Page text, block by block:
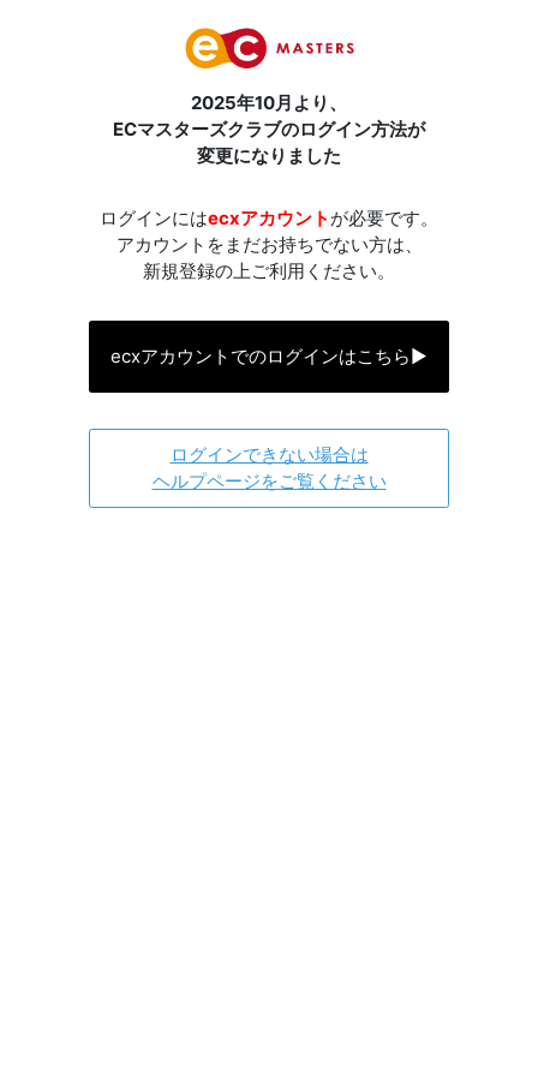
2025年10月より、
ECマスターズクラブのログイン方法が
変更になりました
ログインにはecxアカウント が必要です。
アカウントをまだお持ちでない方は、
新規登録の上ご利用ください。
ecxアカウントでのログインはこちら▶
ログインできない場合は
ヘルプページをご覧ください